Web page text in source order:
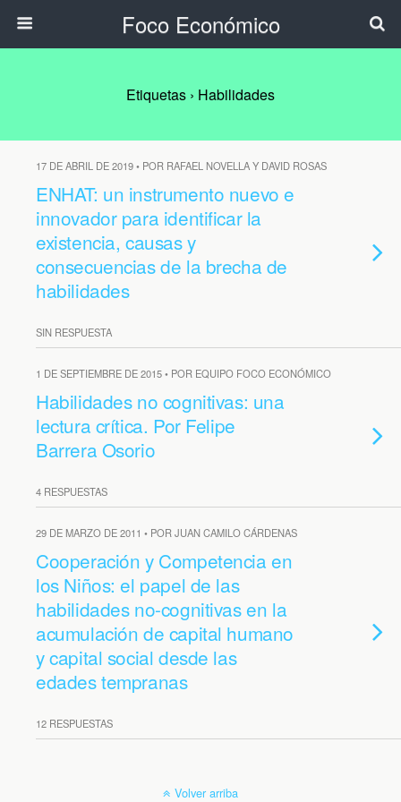
Foco Económico
Etiquetas › Habilidades
17 DE ABRIL DE 2019 • POR RAFAEL NOVELLA Y DAVID ROSAS
ENHAT: un instrumento nuevo e
innovador para identificar la
existencia, causas y
consecuencias de la brecha de
habilidades
SIN RESPUESTA
1 DE SEPTIEMBRE DE 2015 • POR EQUIPO FOCO ECONÓMICO
Habilidades no cognitivas: una
lectura crítica. Por Felipe
Barrera Osorio
4 RESPUESTAS
29 DE MARZO DE 2011 • POR JUAN CAMILO CÁRDENAS
Cooperación y Competencia en
los Niños: el papel de las
habilidades no-cognitivas en la
acumulación de capital humano
y capital social desde las
edades tempranas
12 RESPUESTAS
Volver arriba